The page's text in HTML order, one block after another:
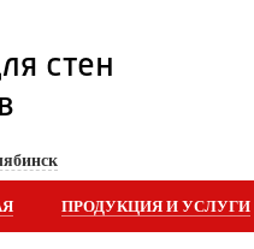
стен
ПРОДУКЦИЯ И УСЛУГИ